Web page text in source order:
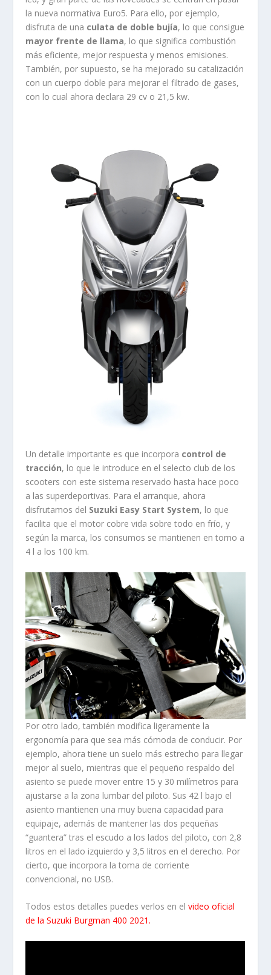
la nueva normativa Euro5. Para ello, por ejemplo,
disfruta de una culata de doble bujía, lo que consigue
mayor frente de llama, lo que significa combustión
más eficiente, mejor respuesta y menos emisiones.
También, por supuesto, se ha mejorado su catalización
con un cuerpo doble para mejorar el filtrado de gases,
con lo cual ahora declara 29 cv o 21,5 kw.
Un detalle importante es que incorpora control de
tracción, lo que le introduce en el selecto club de los
scooters con este sistema reservado hasta hace poco
a las superdeportivas. Para el arranque, ahora
disfrutamos del Suzuki Easy Start System, lo que
facilita que el motor cobre vida sobre todo en frío, y
según la marca, los consumos se mantienen en torno a
4 l a los 100 km.
Por otro lado, también modifica ligeramente la
ergonomía para que sea más cómoda de conducir. Por
ejemplo, ahora tiene un suelo más estrecho para llegar
mejor al suelo, mientras que el pequeño respaldo del
asiento se puede mover entre 15 y 30 milímetros para
ajustarse a la zona lumbar del piloto. Sus 42 l bajo el
asiento mantienen una muy buena capacidad para
equipaje, además de mantener las dos pequeñas
“guantera” tras el escudo a los lados del piloto, con 2,8
litros en el lado izquierdo y 3,5 litros en el derecho. Por
cierto, que incorpora la toma de corriente
convencional, no USB.
Todos estos detalles puedes verlos en elvideo oficial
de la Suzuki Burgman 400 2021.